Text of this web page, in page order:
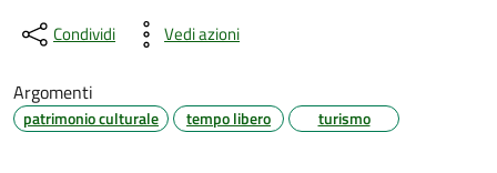
Condividi Vedi azioni
Argomenti
patrimonio culturale tempo libero turismo